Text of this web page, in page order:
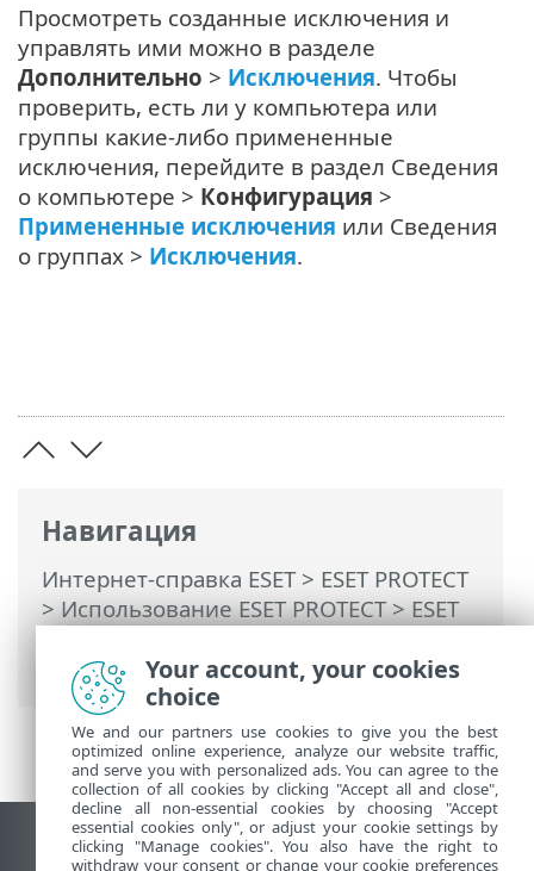
Навигация
Интернет-справка ESET> ESET PROTECT
>Использование ESET PROTECT>ESET
> Создать исключение
Просмотреть созданные исключения и
управлять ими можно в разделе
Дополнительно > Исключения. Чтобы
проверить, есть ли у компьютера или
группы какие-либо примененные
исключения, перейдите в раздел Сведения
о компьютере > Конфигурация >
Примененные исключения или Сведения
о группах > Исключения.
Использовать сайт для ПК
Your account, your cookies
choice
We and our partners use cookies to give you the best
optimized online experience, analyze our website traffic,
and serve you with personalized ads. You can agree to the
collection of all cookies by clicking "Accept all and close",
decline all non-essential cookies by choosing "Accept
essential cookies only", or adjust your cookie settings by
clicking "Manage cookies". You also have the right to
withdraw your consent or change your cookie preferences